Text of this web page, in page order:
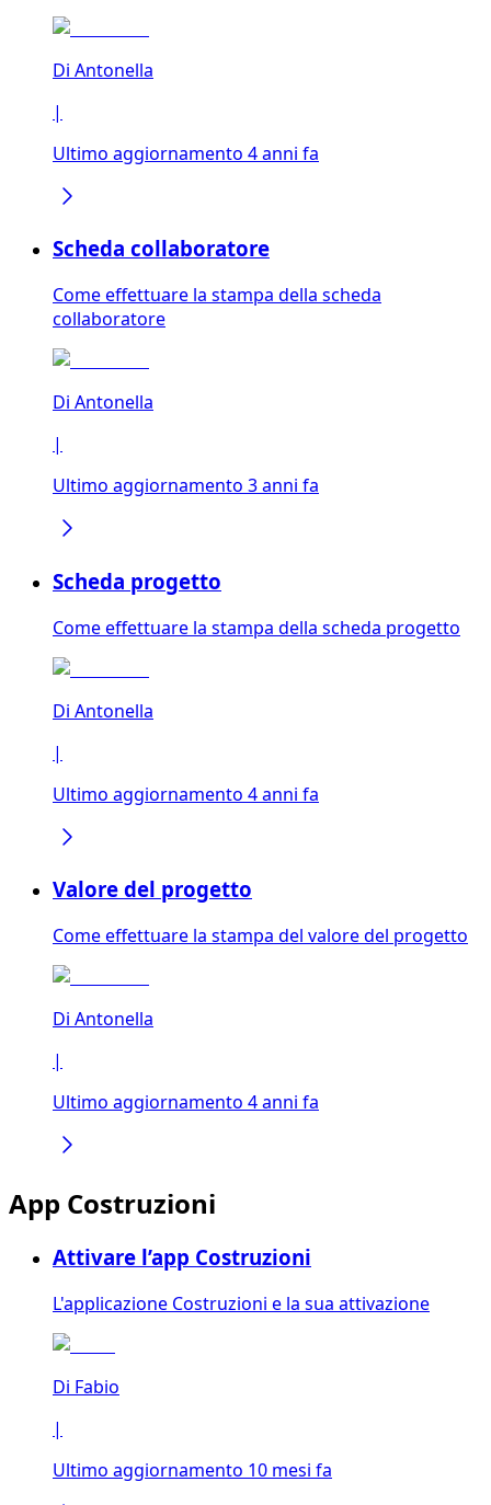
Di Antonella
|
Ultimo aggiornamento 4 anni fa
Scheda collaboratore
Come effettuare la stampa della scheda
collaboratore
Di Antonella
|
Ultimo aggiornamento 3 anni fa
Scheda progetto
Come effettuare la stampa della scheda progetto
Di Antonella
|
Ultimo aggiornamento 4 anni fa
Valore del progetto
Come effettuare la stampa del valore del progetto
Di Antonella
|
Ultimo aggiornamento 4 anni fa
App Costruzioni
Attivare l’app Costruzioni
L'applicazione Costruzioni e la sua attivazione
Di Fabio
|
Ultimo aggiornamento 10 mesi fa